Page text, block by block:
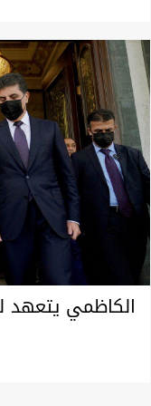
الكاظمي يتعهد
مستحقات